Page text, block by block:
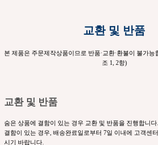
교환 및 반품
본 제품은 주문제작상품이므로 반품·교환·환불이 불가
조 1, 2항)
교환 및 반품
숨은 상품에 결함이 있는 경우 교환 및 반품을 진행합니다.
결함이 있는 경우, 배송완료일로부터 7일 이내에 고객센
시기 바랍니다.